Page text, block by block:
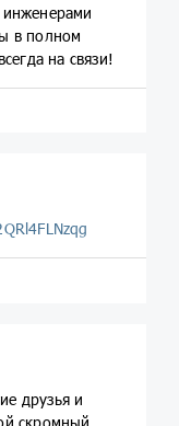
в полном
на связи!
друзья и